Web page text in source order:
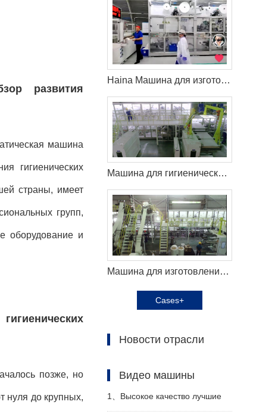
развития
машина
гигиенических
страны, имеет
групп,
оборудование и
позже, но
нуля до крупных,
Haina Машина для изготовления детских подгузников помогает клиенту из России захватить больше рынка
Машина для гигиенических салфеток Haina помогает клиенту расширить свой рынок в Латвия
Машина для изготовления подгузников для взрослых Haina помогает российскому заказчику эффективно производить
Cases+
Новости отрасли
Видео машины
1、 Высокое качество лучшие